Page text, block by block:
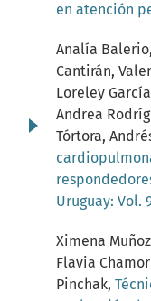
en atención
Analía
Cantirán,
Loreley
Andrea
Tórtora,
Uruguay: Vol.
Ximena
Flavia
Pinchak,